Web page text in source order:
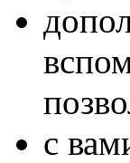
с